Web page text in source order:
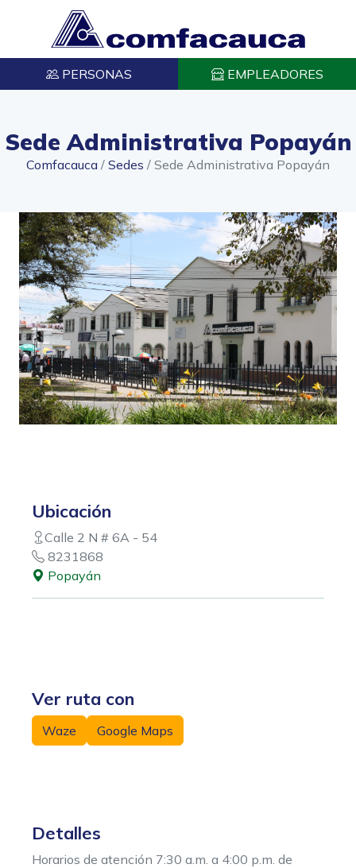
PERSONAS EMPLEADORES
Sede Administrativa Popayán
Comfacauca / Sedes / Sede Administrativa Popayán
Ubicación
Calle 2 N # 6A - 54
8231868
Popayán
Ver ruta con
Waze Google Maps
Detalles
Horarios de atención 7:30 a.m. a 4:00 p.m. de